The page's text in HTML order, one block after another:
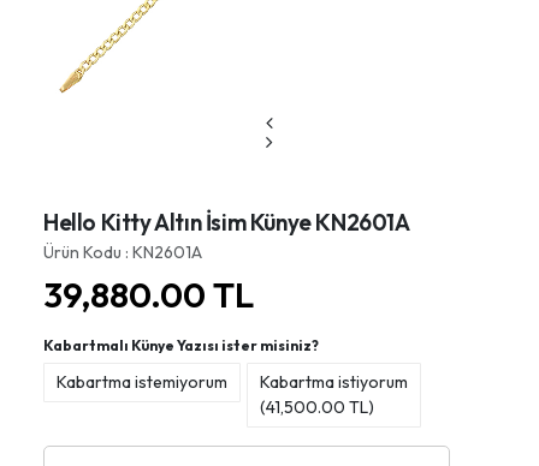
Hello Kitty Altın İsim Künye KN2601A
Ürün Kodu : KN2601A
39,880.00TL
Kabartmalı Künye Yazısı ister misiniz?
Kabartma istemiyorum
Kabartma istiyorum
(41,500.00 TL)